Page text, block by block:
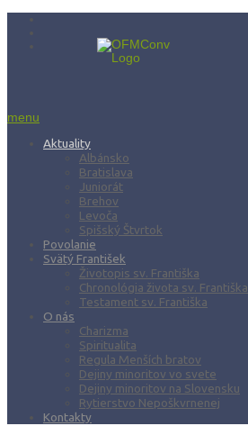
menu
Aktuality
Albánsko
Bratislava
Juniorát
Brehov
Levoča
Spišský Štvrtok
Povolanie
Svätý František
Životopis sv. Františka
Chronológia života sv. Františka
Testament sv. Františka
O nás
Charizma
Spiritualita
Regula Menších bratov
Dejiny minoritov vo svete
Dejiny minoritov na Slovensku
Rytierstvo Nepoškvrnenej
Kontakty